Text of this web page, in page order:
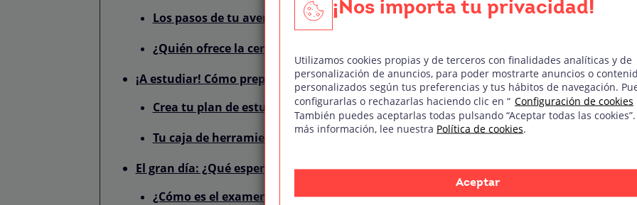
Los pasos de tu aventura
¿Quién ofrece la certificación?
¡A estudiar! Cómo prepararte para aprobar
Crea tu plan de estudio
Tu caja de herramientas para el estudio
El gran día: ¿Qué esperar del examen?
¿Cómo es el examen teórico?
¡Nos importa tu privacidad!
Utilizamos cookies propias y de terceros con finalidades analíticas y de
personalización de anuncios, para poder mostrarte anuncios o
personalizados según tus preferencias y tus hábitos de navegación.
configurarlas o rechazarlas haciendo clic en “ Configuración de cookies
También puedes aceptarlas todas pulsando “Aceptar todas las
más información, lee nuestra Política de cookies.
Aceptar